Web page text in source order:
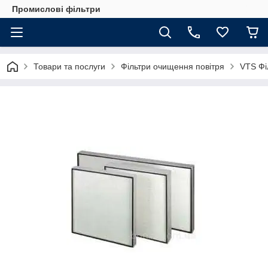
Промислові фільтри
Товари та послуги Фільтри очищення повітря VTS